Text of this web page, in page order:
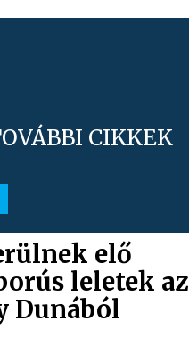
CIKKEK
elő
leletek az
Dunából